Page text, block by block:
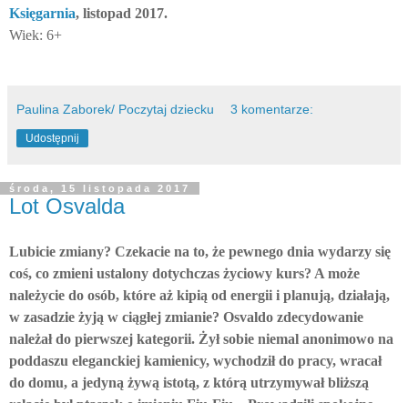
Księgarnia, listopad 2017.
Wiek: 6+
Paulina Zaborek/ Poczytaj dziecku 3 komentarze:
Udostępnij
środa, 15 listopada 2017
Lot Osvalda
Lubicie zmiany? Czekacie na to, że pewnego dnia wydarzy się
coś, co zmieni ustalony dotychczas życiowy kurs? A może
należycie do osób, które aż kipią od energii i planują, działają,
w zasadzie żyją w ciągłej zmianie? Osvaldo zdecydowanie
należał do pierwszej kategorii. Żył sobie niemal anonimowo na
poddaszu eleganckiej kamienicy, wychodził do pracy, wracał
do domu, a jedyną żywą istotą, z którą utrzymywał bliższą